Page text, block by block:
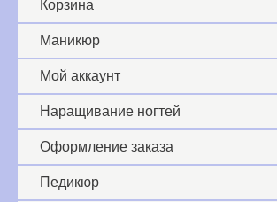
Корзина
Маникюр
Мой аккаунт
Наращивание ногтей
Оформление заказа
Педикюр